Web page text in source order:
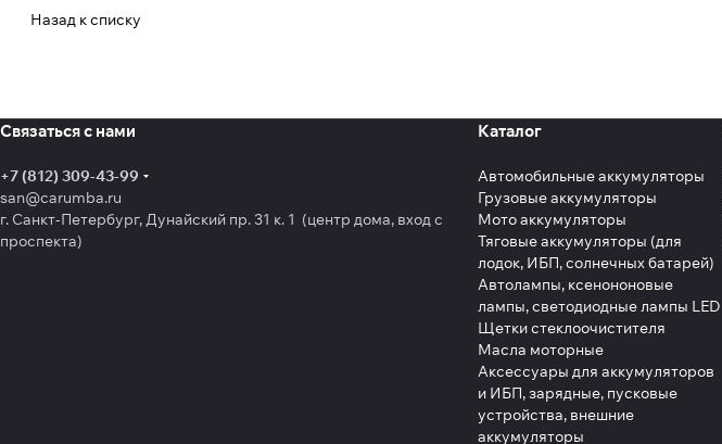
Назад к списку
Связаться с нами
+7 (812) 309-43-99
san@carumba.ru
г. Санкт-Петербург, Дунайский пр. 31 к. 1 (центр дома, вход с
проспекта)
Каталог
Автомобильные аккумуляторы
Грузовые аккумуляторы
Мото аккумуляторы
Тяговые аккумуляторы (для
лодок, ИБП, солнечных батарей)
Автолампы, ксенононовые
лампы, светодиодные лампы LED
Щетки стеклоочистителя
Масла моторные
Аксессуары для аккумуляторов
и ИБП, зарядные, пусковые
устройства, внешние
аккумуляторы